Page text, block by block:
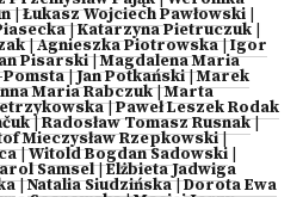
|Łukasz Wojciech Pawłowski
|Katarzyna Pietruczuk
|Agnieszka Piotrowska|Igor
Pisarski|Magdalena Maria
|Jan Potkański|Marek
Maria Rabczuk|Marta
|Paweł Leszek Rodak
|Radosław Tomasz Rusnak|
Mieczysław Rzepkowski|
|Witold Bogdan Sadowski
Samsel|Elżbieta Jadwiga
|Natalia Siudzińska|Dorota Ewa